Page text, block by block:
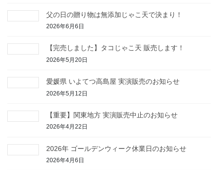
父の日の贈り物は無添加じゃこ天で決まり！
2026年6月6日
【完売しました】タコじゃこ天 販売します！
2026年5月20日
愛媛県 いよてつ高島屋 実演販売のお知らせ
2026年5月12日
【重要】関東地方 実演販売中止のお知らせ
2026年4月22日
2026年 ゴールデンウィーク休業日のお知らせ
2026年4月6日